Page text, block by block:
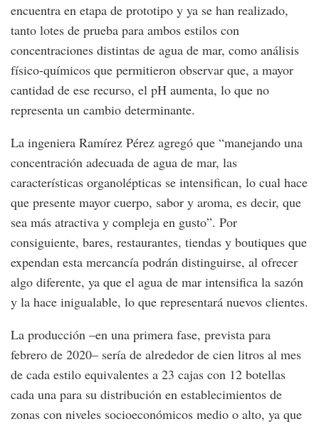
encuentra en etapa de prototipo y ya se han realizado,
tanto lotes de prueba para ambos estilos con
concentraciones distintas de agua de mar, como análisis
físico-químicos que permitieron observar que, a mayor
cantidad de ese recurso, el pH aumenta, lo que no
representa un cambio determinante.
La ingeniera Ramírez Pérez agregó que “manejando una
concentración adecuada de agua de mar, las
características organolépticas se intensifican, lo cual hace
que presente mayor cuerpo, sabor y aroma, es decir, que
sea más atractiva y compleja en gusto”. Por
consiguiente, bares, restaurantes, tiendas y boutiques que
expendan esta mercancía podrán distinguirse, al ofrecer
algo diferente, ya que el agua de mar intensifica la sazón
y la hace inigualable, lo que representará nuevos clientes.
La producción –en una primera fase, prevista para
febrero de 2020– sería de alrededor de cien litros al mes
de cada estilo equivalentes a 23 cajas con 12 botellas
cada una para su distribución en establecimientos de
zonas con niveles socioeconómicos medio o alto, ya que